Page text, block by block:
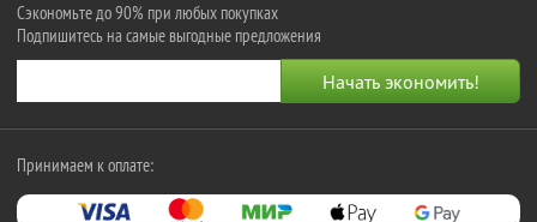
Сэкономьте до 90% при любых покупках
Подпишитесь на самые выгодные предложения
Принимаем к оплате: